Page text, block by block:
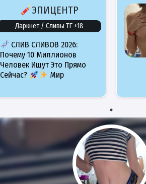
ЭПИЦЕНТР
Даркнет / Сливы ТГ +18
СЛИВ СЛИВОВ 2026:
Почему 10 Миллионов
Человек Ищут Это Прямо
Сейчас?
Мир